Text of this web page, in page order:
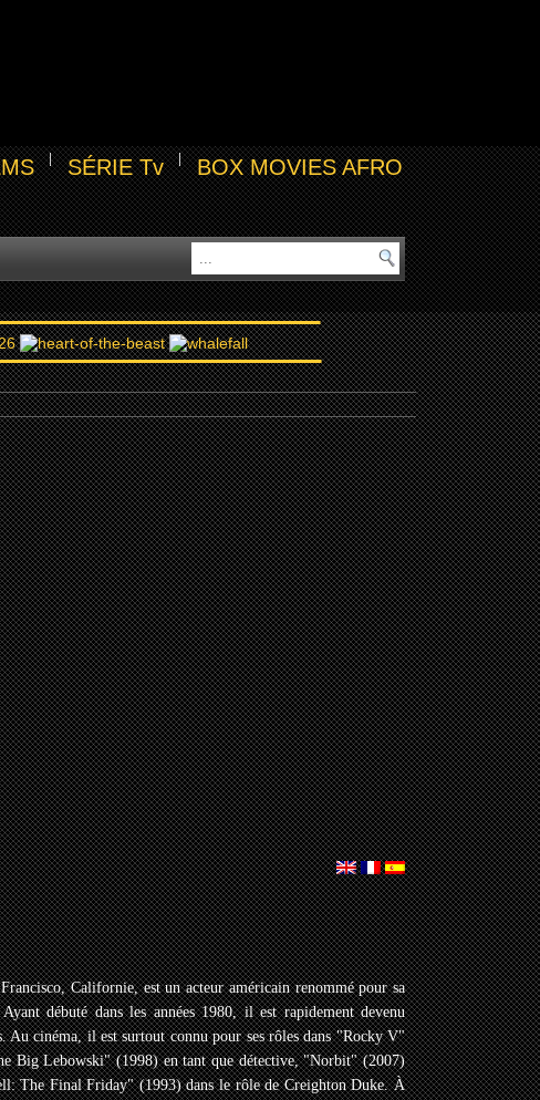
SÉRIE Tv BOX MOVIES AFRO
Californie, est un acteur américain renommé pour sa
débuté dans les années 1980, il est rapidement devenu
Au cinéma, il est surtout connu pour ses rôles dans "Rocky V"
Big Lebowski" (1998) en tant que détective, "Norbit" (2007)
The Final Friday" (1993) dans le rôle de Creighton Duke. À